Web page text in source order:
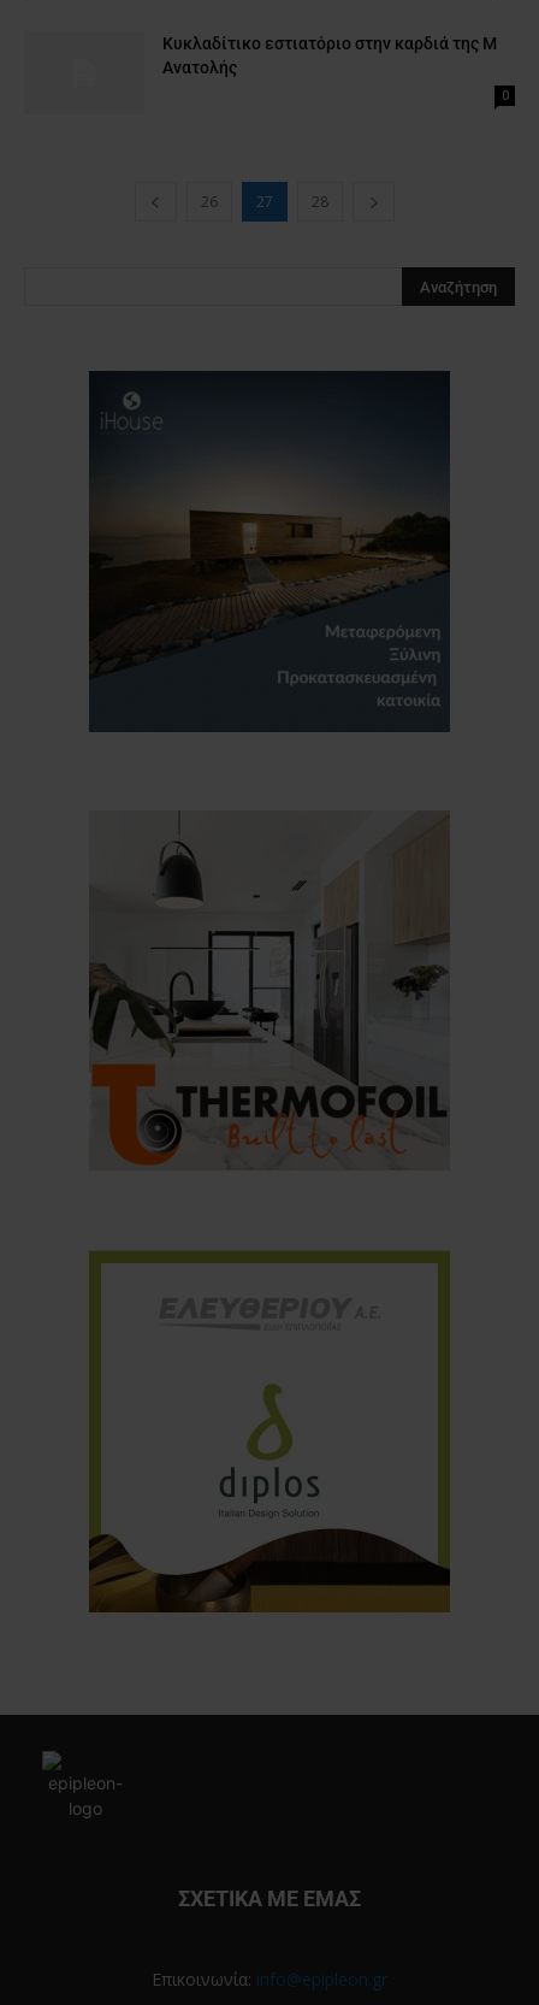
Κυκλαδίτικο εστιατόριο στην καρδιά της Μ
Ανατολής
0
26 27 28
ΣΧΕΤΙΚΑ ΜΕ ΕΜΑΣ
Επικοινωνία: info@epipleon.gr
this
newsletter μας!
Γράψτε εδώ το email σας
Ευχαριστώ, αλλά δεν ενδιαφέρομαι αυτή την στιγμή